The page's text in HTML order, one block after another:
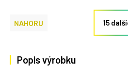
NAHORU 15
Popis výrobku